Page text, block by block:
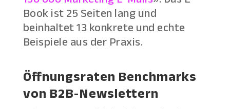
Book ist 25 Seiten lang und
beinhaltet 13 konkrete und echte
Beispiele aus der Praxis.
Öffnungsraten Benchmarks
von B2B-Newslettern